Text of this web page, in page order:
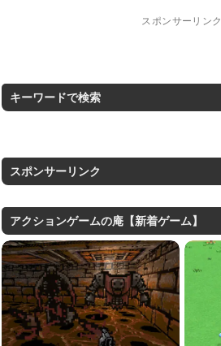
スポンサーリンク
キーワードで検索
スポンサーリンク
アクションゲームの庵【新着ゲーム】